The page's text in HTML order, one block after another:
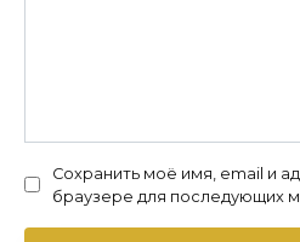
Сохранить моё имя, email и
браузере для последующих